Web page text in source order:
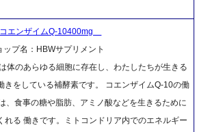
エンザイムQ-10400mg
プ名：HBWサプリメント
体のあらゆる細胞に存在し、わたしたちが生きる
きをしている補酵素です。 コエンザイムQ-10の働
、食事の糖や脂肪、アミノ酸などを生きるために
れる 働きです。ミトコンドリア内でのエネルギー